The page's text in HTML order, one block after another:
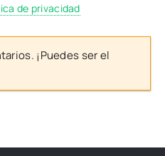
de privacidad
¡Puedes ser el